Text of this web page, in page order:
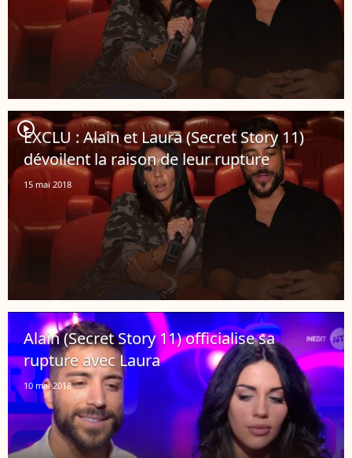
player2
EXCLU : Alain et Laura (Secret Story 11)
dévoilent la raison de leur rupture
15 mai 2018
Alain (Secret Story 11) officialise sa
rupture avec Laura
10 mai 2018